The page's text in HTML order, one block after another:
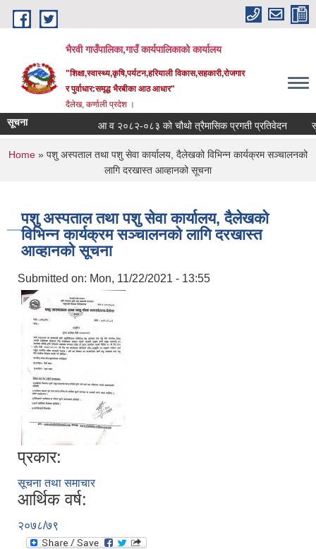
Skip to main content
भैरवी गाउँपालिका,गाउँ कार्यपालिकाको कार्यालय
"शिक्षा,स्वास्थ्य,कृषि,पर्यटन,हरियाली विकास,सहकारी,रोजगार
र पुर्वाधार:समृद्ध भैरबीका आठ आधार"
दैलेख, कर्णाली प्रदेश ।
सूचना आ व २०८२-०८३ को चौथो त्रैमासिक प्रगती प्रतिवेदन
You are here
Home » पशु अस्पताल तथा पशु सेवा कार्यालय, दैलेखको विभिन्न कार्यक्रम सञ्चालनको
लागि दरखास्त आव्हानको सूचना
पशु अस्पताल तथा पशु सेवा कार्यालय, दैलेखको
विभिन्न कार्यक्रम सञ्चालनको लागि दरखास्त
आव्हानको सूचना
Submitted on: Mon, 11/22/2021 - 13:55
प्रकार:
सूचना तथा समाचार
आर्थिक वर्ष:
२०७८/७९